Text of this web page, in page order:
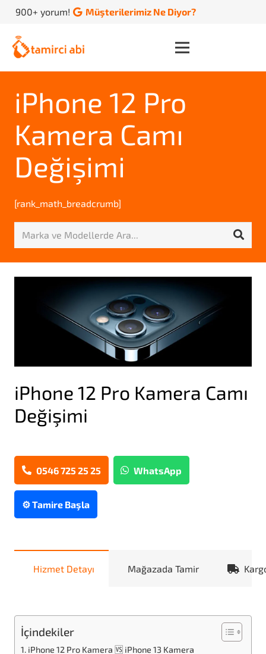
900+ yorum! Müşterilerimiz Ne Diyor?
iPhone 12 Pro
Kamera Camı
Değişimi
[rank_math_breadcrumb]
iPhone 12 Pro Kamera Camı
Değişimi
0546 725 25 25 WhatsApp
⚙️ Tamire Başla
Hizmet Detayı Mağazada Tamir
İçindekiler
iPhone 12 Pro Kamera 🆚 iPhone 13 Kamera